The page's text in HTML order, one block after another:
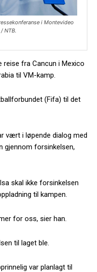
i Montevideo
NTB.
reise fra Cancun i Mexico
til VM-kamp.
(Fifa) til det
vært i løpende dialog med
gjennom forsinkelsen,
skal ikke forsinkelsen
til kampen.
for oss, sier han.
til laget ble.
var planlagt til